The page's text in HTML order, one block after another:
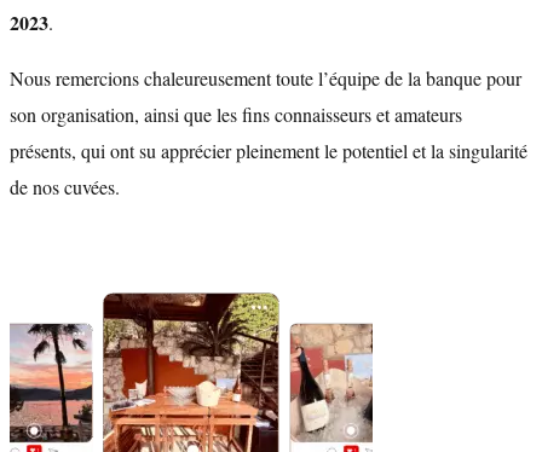
2023.
Nous remercions chaleureusement toute l’équipe de la banque pour
son organisation, ainsi que les fins connaisseurs et amateurs
présents, qui ont su apprécier pleinement le potentiel et la singularité
de nos cuvées.